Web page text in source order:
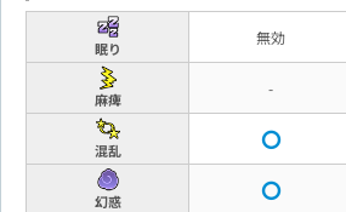
眠り
無効
麻痺
-
混乱
幻惑